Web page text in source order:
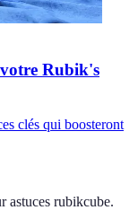
votre Rubik's
clés qui boosteront
astuces rubikcube.